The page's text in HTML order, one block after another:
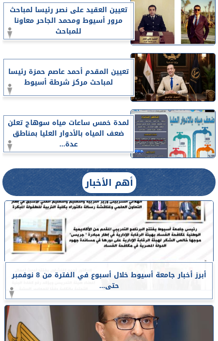
تعيين العقيد على نصر رئيسا لمباحث
مرور أسيوط ومحمد الجاحر معاونا
للمباحث
تعيين المقدم أحمد عاصم حمزة رئيسا
لمباحث مركز شرطة أسيوط
لمدة خمس ساعات مياه سوهاج تعلن
ضعف المياه بالأدوار العليا بمناطق
عدة...
أهم الأخبار
أبرز أخبار جامعة أسيوط خلال أسبوع في الفترة من 8 نوفمبر
حتى...